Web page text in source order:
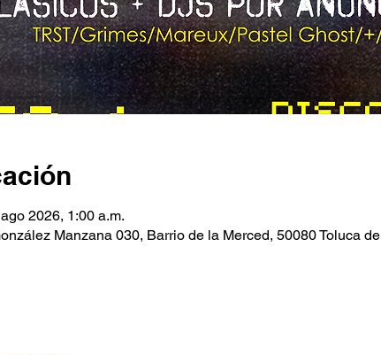
2026, 1:00 a.m.
Manzana 030, Barrio de la Merced, 50080 Toluca